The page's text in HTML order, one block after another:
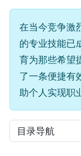
在当今竞争激
的专业技能已
育为那些希望
了一条便捷有
助个人实现职
目录导航